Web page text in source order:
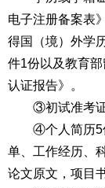
电子注册备案表
得国（境）外学
件1份以及教育
认证报告》。
③初试准考证
④个人简历5
单、工作经历、
论文原文，项目